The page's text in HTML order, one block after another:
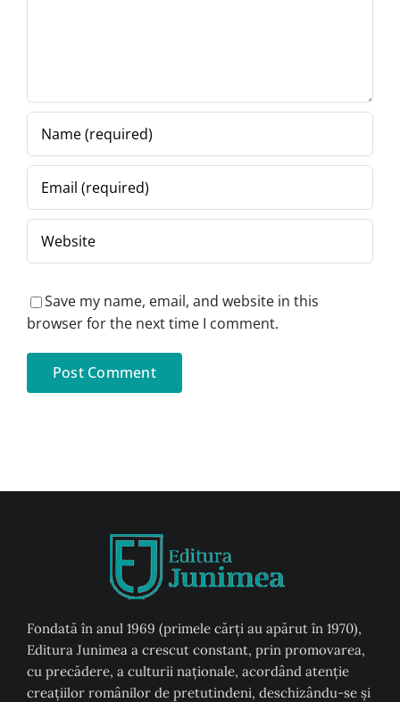
Save my name, email, and website in this
browser for the next time I comment.
Fondată în anul 1969 (primele cărți au apărut în 1970),
Editura Junimea a crescut constant, prin promovarea,
cu precădere, a culturii naţionale, acordând atenţie
creaţiilor românilor de pretutindeni, deschizându-se şi